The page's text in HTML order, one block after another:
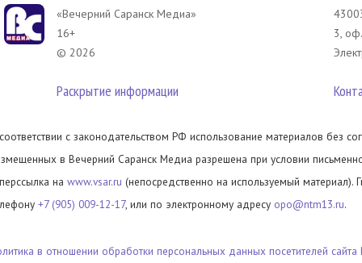
«Вечерний Саранск Mедиа»
16+
© 2026
Раскрытие информации
3,
с законодательством РФ использование материалов без
в Вечерний Саранск Медиа разрешена при условии
на www.vsar.ru (непосредственно на используемый материал).
+7 (905) 009-12-17, или по электронному адресу opo@ntm13.ru.
в отношении обработки персональных данных посетителей